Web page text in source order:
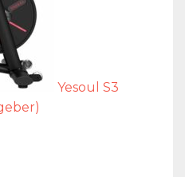
Yesoul S3